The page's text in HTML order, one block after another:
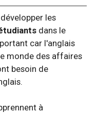
les
dans le
car l'anglais
monde des affaires
besoin de
à